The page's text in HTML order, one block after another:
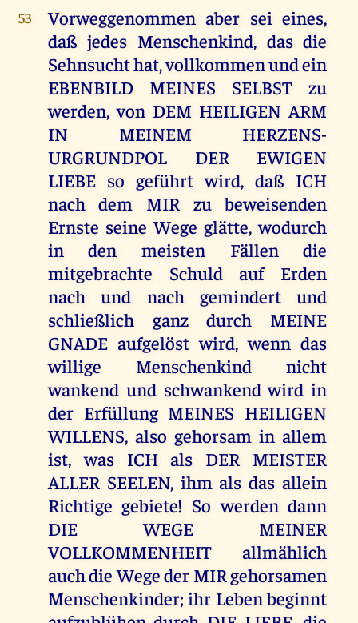
53
Vorweggenommen aber sei eines,
daß jedes Menschenkind, das die
Sehnsucht hat, vollkommen und ein
EBENBILD MEINES SELBST zu
werden, von DEM HEILIGEN ARM
IN MEINEM HERZENS-
URGRUNDPOL DER EWIGEN
LIEBE so geführt wird, daß ICH
nach dem MIR zu beweisenden
Ernste seine Wege glätte, wodurch
in den meisten Fällen die
mitgebrachte Schuld auf Erden
nach und nach gemindert und
schließlich ganz durch MEINE
GNADE aufgelöst wird, wenn das
willige Menschenkind nicht
wankend und schwankend wird in
der Erfüllung MEINES HEILIGEN
WILLENS, also gehorsam in allem
ist, was ICH als DER MEISTER
ALLER SEELEN, ihm als das allein
Richtige gebiete! So werden dann
DIE WEGE MEINER
VOLLKOMMENHEIT allmählich
auch die Wege der MIR gehorsamen
Menschenkinder; ihr Leben beginnt